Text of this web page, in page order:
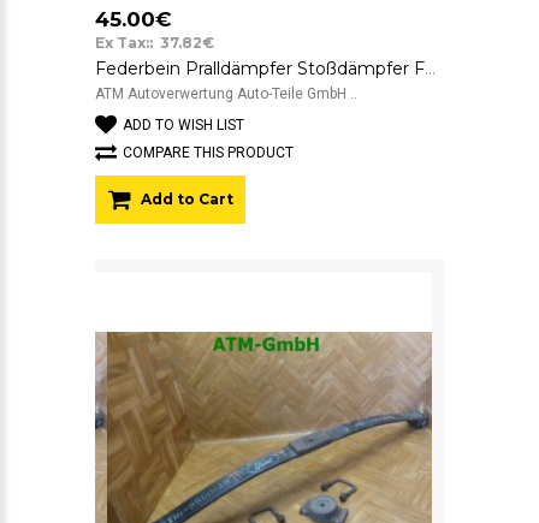
45.00€
Ex Tax:: 37.82€
Federbein Pralldämpfer Stoßdämpfer Ford Transit Connect x 2 Stück hinten
ATM Autoverwertung Auto-Teile GmbH ..
ADD TO WISH LIST
COMPARE THIS PRODUCT
Add to Cart